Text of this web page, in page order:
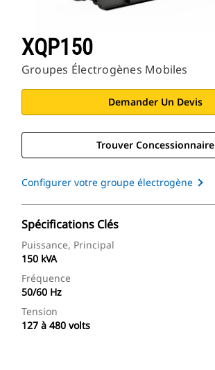
XQP150
Groupes Électrogènes Mobiles
Demander Un Devis
Trouver Concessionnaire
Configurer votre groupe électrogène
Spécifications Clés
Puissance, Principal
150 kVA
Fréquence
50/60 Hz
Tension
127 à 480 volts